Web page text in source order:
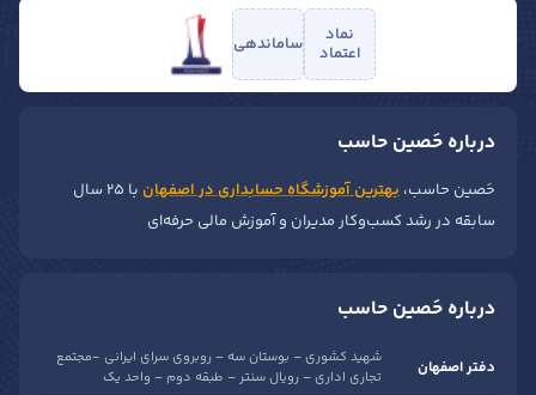
نماد
اعتماد
ساماندهی
درباره حَصین حاسب
حَصین حاسب، بهترین آموزشگاه حسابداری در اصفهان
با ۲۵ سال
سابقه در رشد کسب‌وکار مدیران و آموزش مالی حرفه‌ای
درباره حَصین حاسب
دفتر اصفهان
شهید کشوری – بوستان سه – روبروی سرای ایرانی -مجتمع
تجاری اداری – رویال سنتر – طبقه دوم – واحد یک